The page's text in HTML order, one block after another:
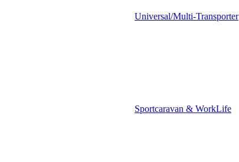
Universal/Multi-Transporter
Sportcaravan & WorkLife